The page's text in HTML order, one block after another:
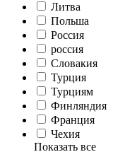
Литва
Польша
Россия
россия
Словакия
Турция
Турциям
Финляндия
Франция
Чехия
Показать все